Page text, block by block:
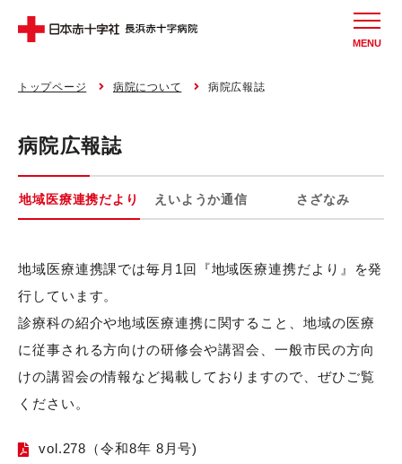
MENU
トップページ 病院について 病院広報誌
病院広報誌
地域医療連携だより えいようか通信 さざなみ
地域医療連携課では毎月1回『地域医療連携だより』を発
行しています。
診療科の紹介や地域医療連携に関すること、地域の医療
に従事される方向けの研修会や講習会、一般市民の方向
けの講習会の情報など掲載しておりますので、ぜひご覧
ください。
vol.278（令和8年 8月号)